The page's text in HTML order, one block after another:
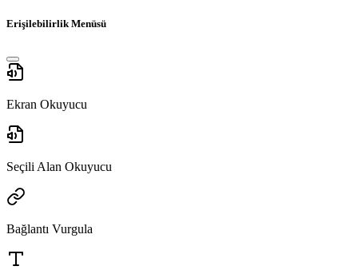
Erişilebilirlik Menüsü
Ekran Okuyucu
Seçili Alan Okuyucu
Bağlantı Vurgula